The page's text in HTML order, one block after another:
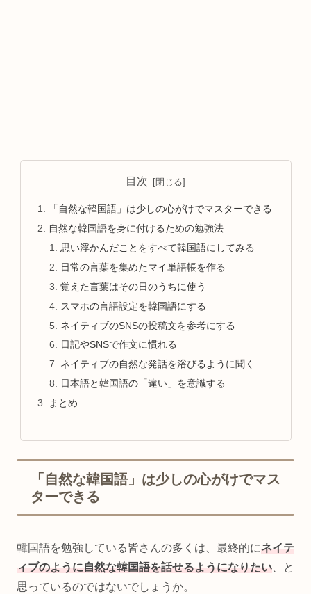
目次
「自然な韓国語」は少しの心がけでマスターできる
自然な韓国語を身に付けるための勉強法
思い浮かんだことをすべて韓国語にしてみる
日常の言葉を集めたマイ単語帳を作る
覚えた言葉はその日のうちに使う
スマホの言語設定を韓国語にする
ネイティブのSNSの投稿文を参考にする
日記やSNSで作文に慣れる
ネイティブの自然な発話を浴びるように聞く
日本語と韓国語の「違い」を意識する
まとめ
「自然な韓国語」は少しの心がけでマス
ターできる
韓国語を勉強している皆さんの多くは、最終的にネイテ
ィブのように自然な韓国語を話せるようになりたい 、と
思っているのではないでしょうか。